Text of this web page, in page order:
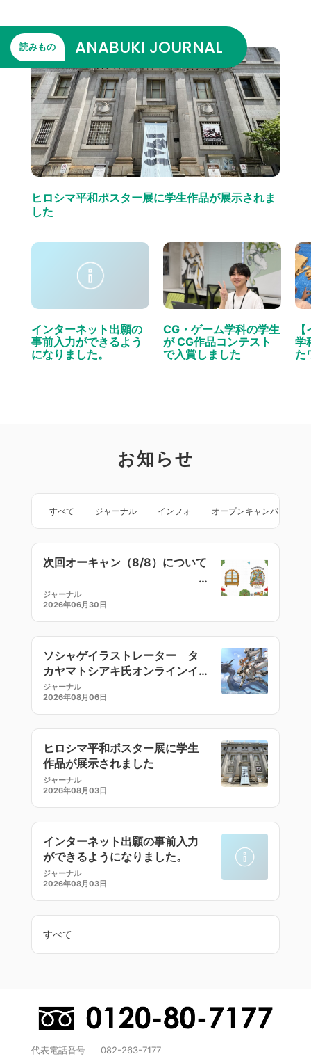
読みもの ANABUKI JOURNAL
ヒロシマ平和ポスター展に学生作品が展示されま
した
インターネット出願の
事前入力ができるよう
になりました。
CG・ゲーム学科の学生
が CG作品コンテスト
で入賞しました
学
た
お知らせ
すべて ジャーナル インフォ オープンキャンパス
次回オーキャン（8/8）について
ジャーナル
2026年06月30日
ソシャゲイラストレーター タ
カヤマトシアキ氏オンラインイ
ラストセミナー
ジャーナル
2026年08月06日
ヒロシマ平和ポスター展に学生
作品が展示されました
ジャーナル
2026年08月03日
インターネット出願の事前入力
ができるようになりました。
ジャーナル
2026年08月03日
すべて
代表電話番号
082-263-7177